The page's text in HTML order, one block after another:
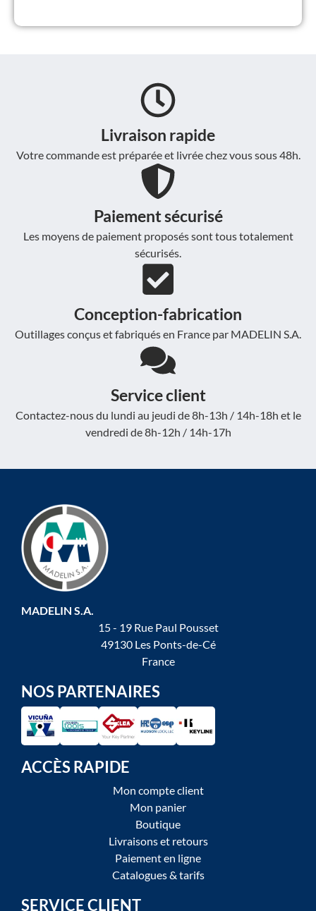
Livraison rapide
Votre commande est préparée et livrée chez vous sous 48h.
Paiement sécurisé
Les moyens de paiement proposés sont tous totalement
sécurisés.
Conception-fabrication
Outillages conçus et fabriqués en France par MADELIN S.A.
Service client
Contactez-nous du lundi au jeudi de 8h-13h / 14h-18h et le
vendredi de 8h-12h / 14h-17h
MADELIN S.A.
15 - 19 Rue Paul Pousset
49130 Les Ponts-de-Cé
France
NOS PARTENAIRES
ACCÈS RAPIDE
Mon compte client
Mon panier
Boutique
Livraisons et retours
Paiement en ligne
Catalogues & tarifs
SERVICE CLIENT